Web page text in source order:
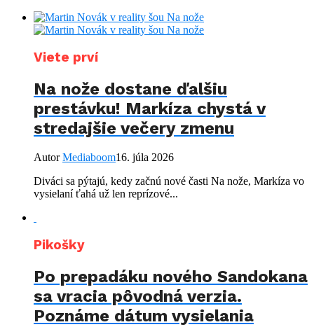
Viete prví
Na nože dostane ďalšiu
prestávku! Markíza chystá v
stredajšie večery zmenu
AutorMediaboom16. júla 2026
Diváci sa pýtajú, kedy začnú nové časti Na nože, Markíza vo
vysielaní ťahá už len reprízové...
Pikošky
Po prepadáku nového Sandokana
sa vracia pôvodná verzia.
Poznáme dátum vysielania